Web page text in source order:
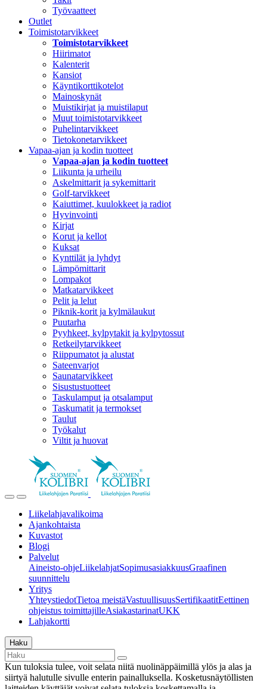
Työvaatteet
Outlet
Toimistotarvikkeet
Toimistotarvikkeet
Hiirimatot
Kalenterit
Kansiot
Käyntikorttikotelot
Mainoskynät
Muistikirjat ja muistilaput
Muut toimistotarvikkeet
Puhelintarvikkeet
Tietokonetarvikkeet
Vapaa-ajan ja kodin tuotteet
Vapaa-ajan ja kodin tuotteet
Liikunta ja urheilu
Askelmittarit ja sykemittarit
Golf-tarvikkeet
Kaiuttimet, kuulokkeet ja radiot
Hyvinvointi
Kirjat
Korut ja kellot
Kuksat
Kynttilät ja lyhdyt
Lämpömittarit
Lompakot
Matkatarvikkeet
Pelit ja lelut
Piknik-korit ja kylmälaukut
Puutarha
Pyyhkeet, kylpytakit ja kylpytossut
Retkeilytarvikkeet
Riippumatot ja alustat
Sateenvarjot
Saunatarvikkeet
Sisustustuotteet
Taskulamput ja otsalamput
Taskumatit ja termokset
Taulut
Työkalut
Viltit ja huovat
Liikelahjavalikoima
Ajankohtaista
Kuvastot
Blogi
Palvelut
Aineisto-ohjeLiikelahjatSopimusasiakkuusGraafinen
suunnittelu
Yritys
YhteystiedotTietoa meistäVastuullisuusSertifikaatitEettinen
ohjeistus toimittajilleAsiakastarinatUKK
Lahjakortti
Haku
Kun tuloksia tulee, voit selata niitä nuolinäppäimillä ylös ja alas ja
siirtyä halutulle sivulle enterin painalluksella. Kosketusnäytöllisten